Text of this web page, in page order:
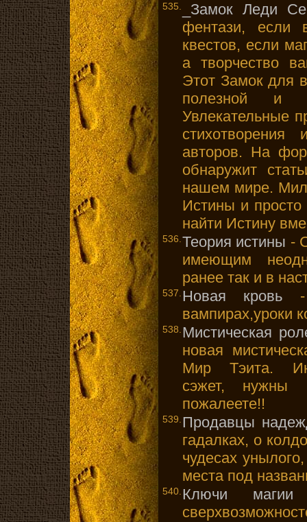
535.
_Замок Леди
фентази, если
квестов, если
а творчество
Этот Замок для
полезной и
Увлекательные
авторов. На
обнаружит
нашем мире.
Истины и
найти Истину
536. Теория истины -
имеющим
ранее так и в
537. Новая кровь -
вампирах,уроки
538. Мистическая
новая
Мир Тэита.
сэжет, нужны
пожалеете!!
539. Продавцы
гадалках, о
чудесах
места под
540. Ключи магии